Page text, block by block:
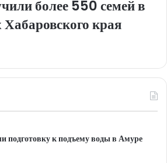
более 550 семей в
Хабаровского края
подготовку к подъему воды в Амуре